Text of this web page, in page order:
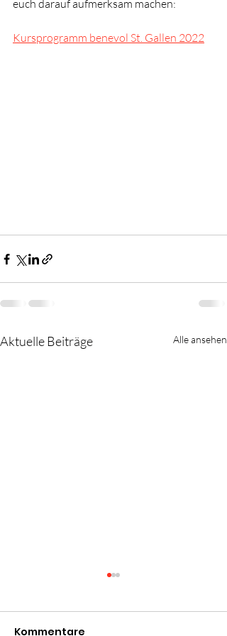
euch darauf aufmerksam machen:
Kursprogramm benevol St. Gallen 2022
Aktuelle Beiträge Alle ansehen
Kommentare